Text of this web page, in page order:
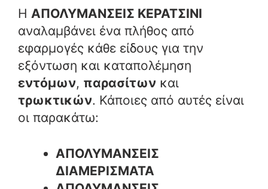
Η ΑΠΟΛΥΜΑΝΣΕΙΣ ΚΕΡΑΤΣΙΝΙ
αναλαμβάνει ένα πλήθος από
εφαρμογές κάθε είδους για την
εξόντωση και καταπολέμηση
εντόμων, παρασίτων και
τρωκτικών. Κάποιες από αυτές είναι
οι παρακάτω:
ΑΠΟΛΥΜΑΝΣΕΙΣ
ΔΙΑΜΕΡΙΣΜΑΤΑ